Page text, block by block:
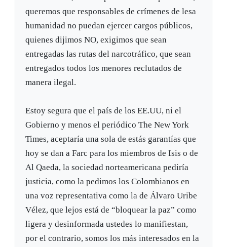
queremos que responsables de crímenes de lesa
humanidad no puedan ejercer cargos públicos,
quienes dijimos NO, exigimos que sean
entregadas las rutas del narcotráfico, que sean
entregados todos los menores reclutados de
manera ilegal.
Estoy segura que el país de los EE.UU, ni el
Gobierno y menos el periódico The New York
Times, aceptaría una sola de estás garantías que
hoy se dan a Farc para los miembros de Isis o de
Al Qaeda, la sociedad norteamericana pediría
justicia, como la pedimos los Colombianos en
una voz representativa como la de Álvaro Uribe
Vélez, que lejos está de “bloquear la paz” como
ligera y desinformada ustedes lo manifiestan,
por el contrario, somos los más interesados en la